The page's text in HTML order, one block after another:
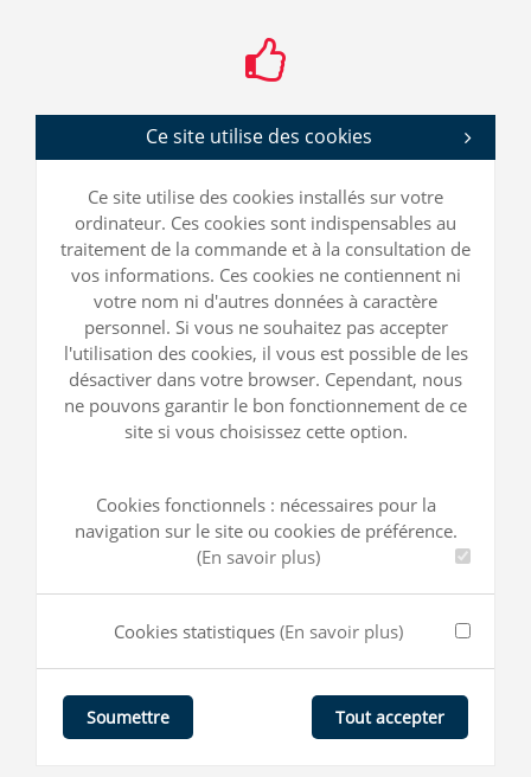
Ce site utilise des cookies
Ce site utilise des cookies installés sur votre
ordinateur. Ces cookies sont indispensables au
traitement de la commande et à la consultation de
vos informations. Ces cookies ne contiennent ni
votre nom ni d'autres données à caractère
personnel. Si vous ne souhaitez pas accepter
l'utilisation des cookies, il vous est possible de les
désactiver dans votre browser. Cependant, nous
ne pouvons garantir le bon fonctionnement de ce
site si vous choisissez cette option.
Cookies fonctionnels : nécessaires pour la
navigation sur le site ou cookies de préférence.
(En savoir plus)
Cookies statistiques (En savoir plus)
Soumettre Tout accepter